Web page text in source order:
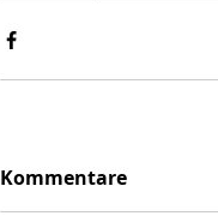
Kommentare